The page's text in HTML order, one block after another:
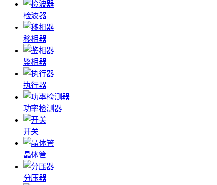
检波器
移相器
鉴相器
执行器
功率检测器
开关
晶体管
分压器